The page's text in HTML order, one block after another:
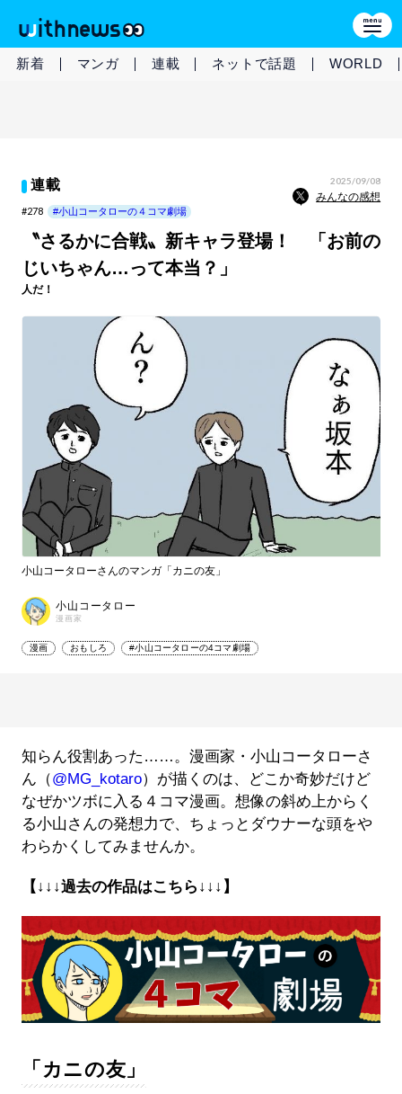
新着 マンガ 連載 ネットで話題 WORLD
連載 2025/09/08
みんなの感想
#278 #小山コータローの４コマ劇場
〝さるかに合戦〟新キャラ登場！ 「お前の
じいちゃん…って本当？」
人だ！
小山コータローさんのマンガ「カニの友」
小山コータロー
漫画家
漫画 おもしろ #小山コータローの4コマ劇場
知らん役割あった……。漫画家・小山コータローさ
ん（@MG_kotaro）が描くのは、どこか奇妙だけど
なぜかツボに入る４コマ漫画。想像の斜め上からく
る小山さんの発想力で、ちょっとダウナーな頭をや
わらかくしてみませんか。
【↓↓↓過去の作品はこちら↓↓↓】
「カニの友」